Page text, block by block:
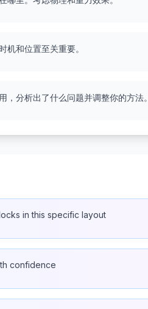
机和位置至关重要。
，分析出了什么问题并调整你的方法。
in this specific layout
confidence